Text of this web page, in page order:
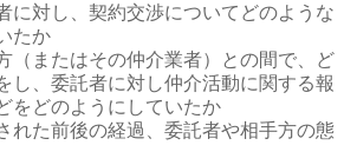
に対し、契約交渉についてどのような
たか
（またはその仲介業者）との間で、ど
し、委託者に対し仲介活動に関する報
をどのようにしていたか
れた前後の経過、委託者や相手方の態